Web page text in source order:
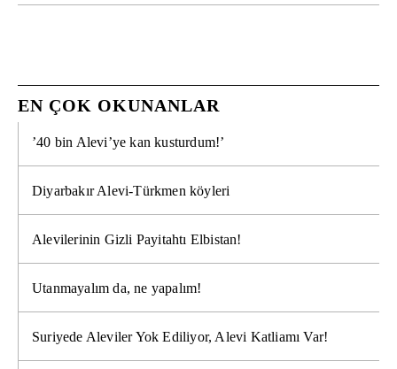
EN ÇOK OKUNANLAR
’40 bin Alevi’ye kan kusturdum!’
Diyarbakır Alevi-Türkmen köyleri
Alevilerinin Gizli Payitahtı Elbistan!
Utanmayalım da, ne yapalım!
Suriyede Aleviler Yok Ediliyor, Alevi Katliamı Var!